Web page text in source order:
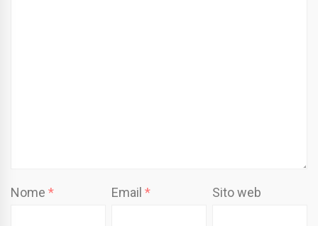
Nome * Email* Sito web